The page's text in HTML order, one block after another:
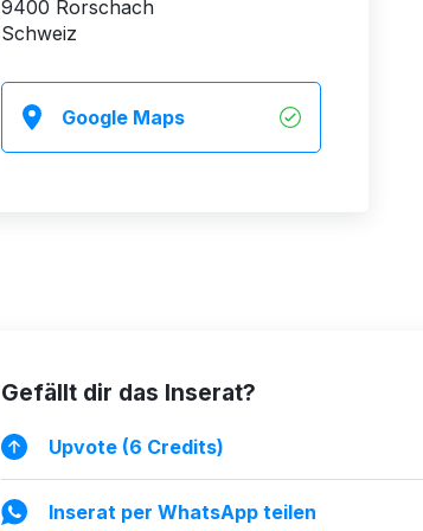
9400 Rorschach
Schweiz
Google Maps
Gefällt dir das Inserat?
Upvote (6 Credits)
Inserat per WhatsApp teilen